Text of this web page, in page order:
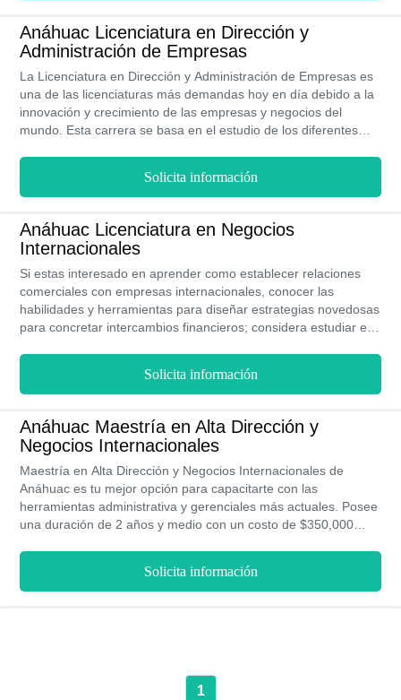
Anáhuac Licenciatura en Dirección y
Administración de Empresas
La Licenciatura en Dirección y Administración de Empresas es
una de las licenciaturas más demandas hoy en día debido a la
innovación y crecimiento de las empresas y negocios del
mundo. Esta carrera se basa en el estudio de los diferentes
buen funcionamiento. La Anáhuac tiene como objetivo que los
futuros profesionales sean capaces de diseñar proyectos de
calidad relacionados a los procesos administrativos. Esta
licenciatura tiene una duración de ocho semestres y se imparte
de forma presencial.
Solicita información
Anáhuac Licenciatura en Negocios
Internacionales
Si estas interesado en aprender como establecer relaciones
comerciales con empresas internacionales, conocer las
habilidades y herramientas para diseñar estrategias novedosas
para concretar intercambios financieros; considera estudiar en
presencial. Puedes estudiar en las sedes Alvaro Obregon,
Cholula, Mérida y Benito Juárez. Es importante resaltar que tus
ingresos pueden ser al principio de $15,700 MXN mensuales,
luego pueden superar los $40,000 MXN mensuales.
Solicita información
Anáhuac Maestría en Alta Dirección y
Negocios Internacionales
Maestría en Alta Dirección y Negocios Internacionales de
Anáhuac es tu mejor opción para capacitarte con las
herramientas administrativa y gerenciales más actuales. Posee
una duración de 2 años y medio con un costo de $350,000
empresariales acertadas y oportunas.
Solicita información
1